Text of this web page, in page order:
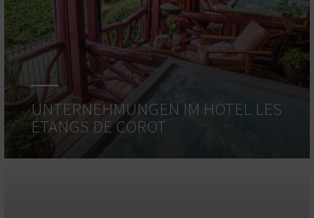
UNTERNEHMUNGEN IM HOTEL LES
ÉTANGS DE COROT